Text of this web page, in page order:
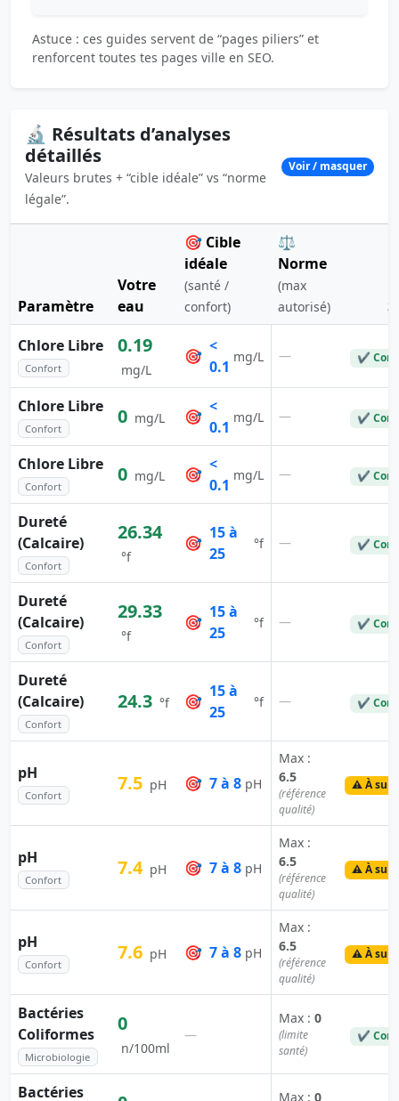
Astuce : ces guides servent de “pages piliers” et
renforcent toutes tes pages ville en SEO.
🔬 Résultats d’analyses
détaillés
Valeurs brutes + “cible idéale” vs “norme
légale”.
Voir / masquer
Paramètre
Votre
eau
🎯 Cible
idéale
(santé /
confort)
⚖️
Norme
(max
autorisé)
Chlore Libre
Confort
0.19
mg/L
🎯
<
0.1
mg/L — ✔
Chlore Libre
Confort
0 mg/L 🎯
<
0.1
mg/L — ✔
Chlore Libre
Confort
0 mg/L 🎯
<
0.1
mg/L — ✔
Dureté
(Calcaire)
Confort
26.34
°f
🎯
15 à
25
°f — ✔
Dureté
(Calcaire)
Confort
29.33
°f
🎯
15 à
25
°f — ✔
Dureté
(Calcaire)
Confort
24.3 °f 🎯
15 à
25
°f — ✔
pH
Confort
7.5 pH 🎯 7 à 8 pH
Max :
6.5
(référence
qualité)
⚠️ À
pH
Confort
7.4 pH 🎯 7 à 8 pH
Max :
6.5
(référence
qualité)
⚠️ À
pH
Confort
7.6 pH 🎯 7 à 8 pH
Max :
6.5
(référence
qualité)
⚠️ À
Bactéries
Coliformes
Microbiologie
0
n/100ml
—
Max : 0
(limite
santé)
✔
Bactéries
Max : 0